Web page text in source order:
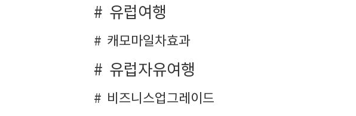
유럽여행
캐모마일차효과
유럽자유여행
비즈니스업그레이드